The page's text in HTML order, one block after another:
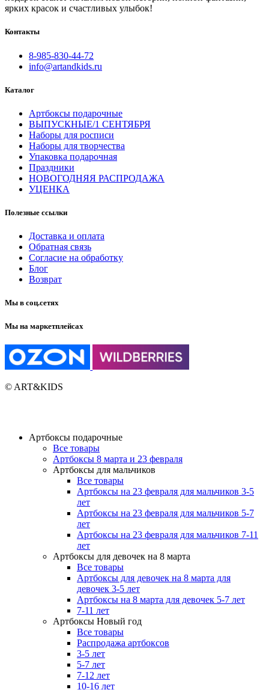
ярких красок и счастливых улыбок!
Контакты
8-985-830-44-72
info@artandkids.ru
Каталог
Артбоксы подарочные
ВЫПУСКНЫЕ/1 СЕНТЯБРЯ
Наборы для росписи
Наборы для творчества
Упаковка подарочная
Праздники
НОВОГОДНЯЯ РАСПРОДАЖА
УЦЕНКА
Полезные ссылки
Доставка и оплата
Обратная связь
Согласие на обработку
Блог
Возврат
Мы в соц.сетях
Мы на маркетплейсах
© ART&KIDS
Артбоксы подарочные
Все товары
Артбоксы 8 марта и 23 февраля
Артбоксы для мальчиков
Все товары
Артбоксы на 23 февраля для мальчиков 3-5
лет
Артбоксы на 23 февраля для мальчиков 5-7
лет
Артбоксы на 23 февраля для мальчиков 7-11
лет
Артбоксы для девочек на 8 марта
Все товары
Артбоксы для девочек на 8 марта для
девочек 3-5 лет
Артбоксы на 8 марта для девочек 5-7 лет
7-11 лет
Артбоксы Новый год
Все товары
Распродажа артбоксов
3-5 лет
5-7 лет
7-12 лет
10-16 лет